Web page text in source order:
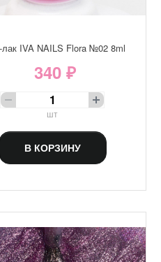
лак IVA NAILS Flora №02 8ml
340 ₽
шт
В КОРЗИНУ